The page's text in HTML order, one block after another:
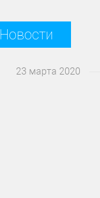
Новости
23 марта 2020